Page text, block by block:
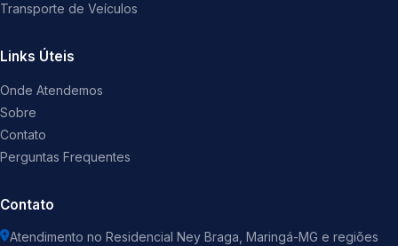
Transporte de Veículos
Links Úteis
Onde Atendemos
Sobre
Contato
Perguntas Frequentes
Contato
Atendimento no Residencial Ney Braga, Maringá-MG e regiões